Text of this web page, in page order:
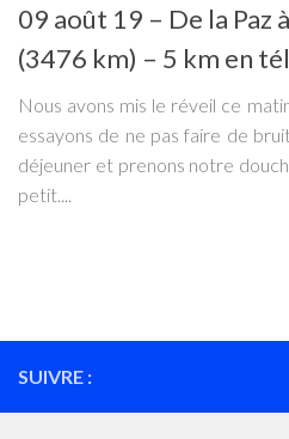
09 août 19 – De la Paz
(3476 km) – 5 km en
Nous avons mis le réveil ce
essayons de ne pas faire de
déjeuner et prenons notre
petit....
SUIVRE :